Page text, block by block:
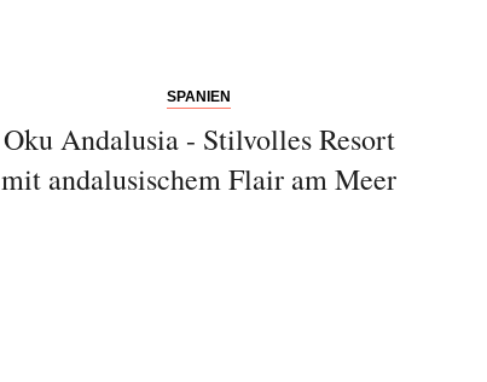
SPANIEN
Oku Andalusia - Stilvolles Resort
mit andalusischem Flair am Meer